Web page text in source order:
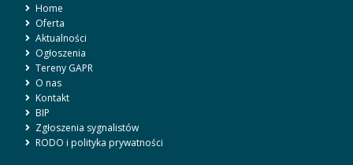
Home
Oferta
Aktualności
Ogłoszenia
Tereny GAPR
O nas
Kontakt
BIP
Zgłoszenia sygnalistów
RODO i polityka prywatności